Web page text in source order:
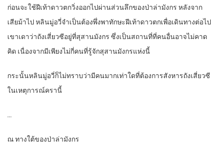
ก่อนจะใช้ฝีเท้าดาวตกวิ่งออกไปผ่านส่วนลึกของป่าล่ามังกร หลังจาก
เสียม้าไป หลินมู่อวี่จำเป็นต้องพึ่งพาทักษะฝีเท้าดาวตกเพื่อเดินทางต่อไป
เขาเดาว่าถังเสี่ยวซีอยู่ที่สุสานมังกร ซึ่งเป็นสถานที่ที่คนอื่นอาจไม่คาด
คิด เนื่องจากมีเพียงไม่กี่คนที่รู้จักสุสานมังกรแห่งนี้
กระนั้นหลินมู่อวี่ก็ไม่ทราบว่ามีคนมากเท่าใดที่ต้องการสังหารถังเสี่ยวซี
ในเหตุการณ์ครานี้
…
ณ ทางใต้ของป่าล่ามังกร